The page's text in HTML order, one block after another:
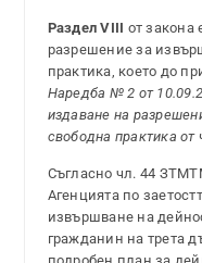
Раздел VIII от закона
разрешение за
практика, което до
Наредба № 2 от
издаване на
свободна практика
Съгласно чл. 44
Агенцията по
извършване на
гражданин на трета